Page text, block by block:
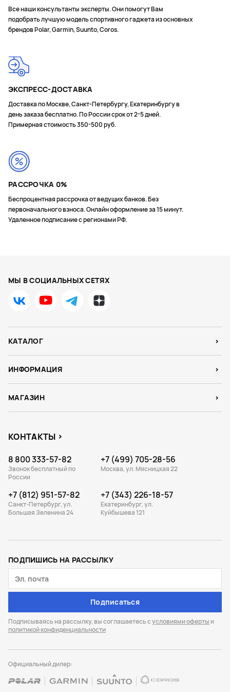
Все наши консультанты эксперты. Они помогут Вам
подобрать лучшую модель спортивного гаджета из основных
брендов Polar, Garmin, Suunto, Coros.
ЭКСПРЕСС-ДОСТАВКА
Доставка по Москве, Санкт-Петербургу, Екатеринбургу в
день заказа бесплатно. По России срок от 2-5 дней.
Примерная стоимость 350-500 руб.
РАССРОЧКА 0%
Беспроцентная рассрочка от ведущих банков. Без
первоначального взноса. Онлайн оформление за 15 минут.
Удаленное подписание с регионами РФ.
МЫ В СОЦИАЛЬНЫХ СЕТЯХ
КАТАЛОГ
ИНФОРМАЦИЯ
МАГАЗИН
КОНТАКТЫ
8 800 333-57-82
Звонок бесплатный по
России
+7 (499) 705-28-56
Москва, ул. Мясницкая 22
+7 (812) 951-57-82
Санкт-Петербург, ул.
Большая Зеленина 24
+7 (343) 226-18-57
Екатеринбург, ул.
Куйбышева 121
ПОДПИШИСЬ НА РАССЫЛКУ
Подписаться
Подписываясь на рассылку, вы соглашаетесь сусловиями оферты и
политикой конфиденциальности
Официальный дилер: